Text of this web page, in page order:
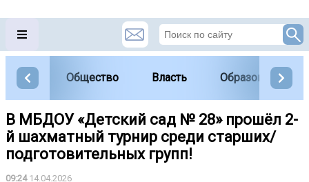
Общество Власть Образование
В МБДОУ «Детский сад № 28» прошёл 2-
й шахматный турнир среди старших/
подготовительных групп!
09:2414.04.2026